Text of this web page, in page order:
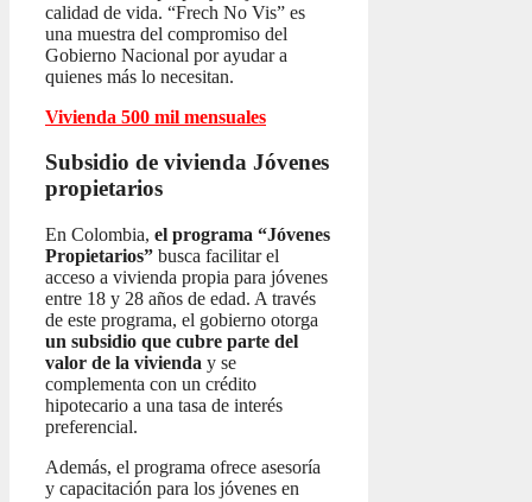
calidad de vida. “Frech No Vis” es
una muestra del compromiso del
Gobierno Nacional por ayudar a
quienes más lo necesitan.
Vivienda 500 mil mensuales
Subsidio de vivienda Jóvenes
propietarios
En Colombia, el programa “Jóvenes
Propietarios” busca facilitar el
acceso a vivienda propia para jóvenes
entre 18 y 28 años de edad. A través
de este programa, el gobierno otorga
un subsidio que cubre parte del
valor de la vivienda y se
complementa con un crédito
hipotecario a una tasa de interés
preferencial.
Además, el programa ofrece asesoría
y capacitación para los jóvenes en